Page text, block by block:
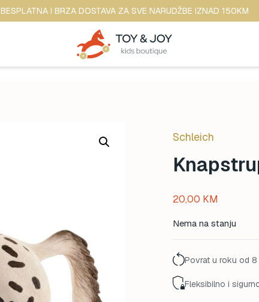
BESPLATNA I BRZA DOSTAVA ZA SVE NARUDŽBE IZNAD 150KM
Schleich
20,00 KM
Nema na stanju
Povrat u roku od 8
Fleksibilno i